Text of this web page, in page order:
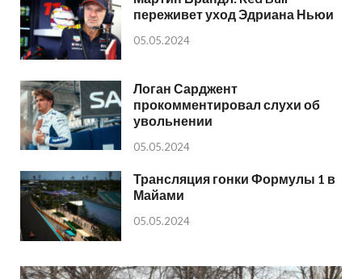
переживет уход Эдриана Ньюи
05.05.2024
Логан Сарджент
прокомментировал слухи об
увольнении
05.05.2024
Трансляция гонки Формулы 1 в
Майами
05.05.2024